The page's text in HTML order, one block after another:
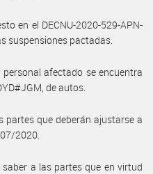
en el DECNU-2020-529-APN-
suspensiones pactadas.
afectado se encuentra
de autos.
partes que deberán ajustarse a
2020.
a las partes que en virtud